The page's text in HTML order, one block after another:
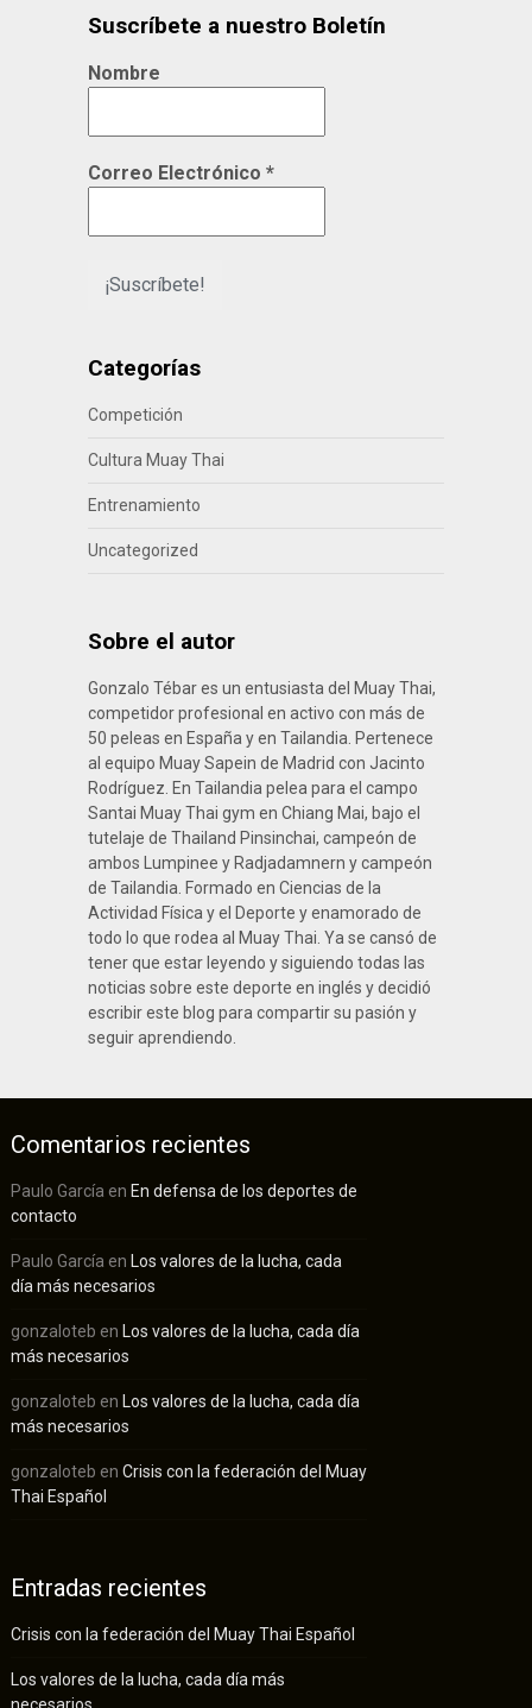
Suscríbete a nuestro Boletín
Nombre
Correo Electrónico *
Categorías
Competición
Cultura Muay Thai
Entrenamiento
Uncategorized
Sobre el autor
Gonzalo Tébar es un entusiasta del Muay Thai,
competidor profesional en activo con más de
50 peleas en España y en Tailandia. Pertenece
al equipo Muay Sapein de Madrid con Jacinto
Rodríguez. En Tailandia pelea para el campo
Santai Muay Thai gym en Chiang Mai, bajo el
tutelaje de Thailand Pinsinchai, campeón de
ambos Lumpinee y Radjadamnern y campeón
de Tailandia. Formado en Ciencias de la
Actividad Física y el Deporte y enamorado de
todo lo que rodea al Muay Thai. Ya se cansó de
tener que estar leyendo y siguiendo todas las
noticias sobre este deporte en inglés y decidió
escribir este blog para compartir su pasión y
seguir aprendiendo.
Comentarios recientes
Paulo García en En defensa de los deportes de
contacto
Paulo García en Los valores de la lucha, cada
día más necesarios
gonzaloteb en Los valores de la lucha, cada día
más necesarios
gonzaloteb en Los valores de la lucha, cada día
más necesarios
gonzaloteb en Crisis con la federación del Muay
Thai Español
Entradas recientes
Crisis con la federación del Muay Thai Español
Los valores de la lucha, cada día más
necesarios